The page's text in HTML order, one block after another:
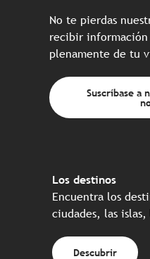
No te pierdas
recibir
plenamente de tu
Suscríbase a
Los destinos
Encuentra los
ciudades, las
Descubrir